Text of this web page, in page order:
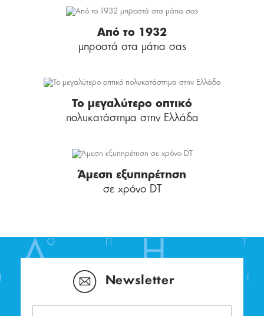
Από το 1932
μπροστά στα μάτια σας
Το μεγαλύτερο οπτικό
πολυκατάστημα στην Ελλάδα
Άμεση εξυπηρέτηση
σε χρόνο DT
Newsletter